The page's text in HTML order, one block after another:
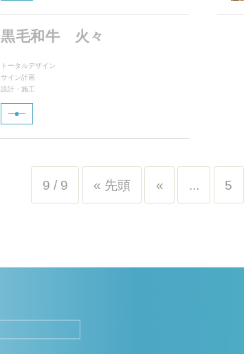
黒毛和牛 火々
トータルデザイン
サイン計画
設計・施工
9 / 9 « 先頭 « ... 5